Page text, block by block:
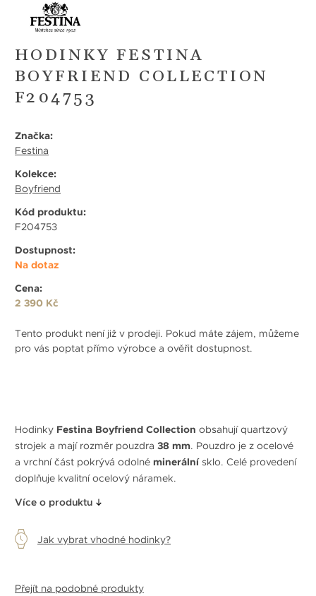
HODINKY FESTINA
BOYFRIEND COLLECTION
F204753
Značka:
Festina
Kolekce:
Boyfriend
Kód produktu:
F204753
Dostupnost:
Na dotaz
Cena:
2 390 Kč
Tento produkt není již v prodeji. Pokud máte zájem, můžeme
pro vás poptat přímo výrobce a ověřit dostupnost.
Hodinky Festina Boyfriend Collection obsahují quartzový
strojek a mají rozměr pouzdra 38 mm. Pouzdro je z ocelové
a vrchní část pokrývá odolné minerální sklo. Celé provedení
doplňuje kvalitní ocelový náramek.
Více o produktu
Jak vybrat vhodné hodinky?
Přejít na podobné produkty